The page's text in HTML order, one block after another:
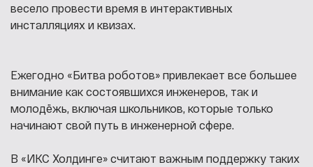
весело провести время в интерактивных
инсталляциях и квизах.
Ежегодно «Битва роботов» привлекает все большее
внимание как состоявшихся инженеров, так и
молодёжь, включая школьников, которые только
начинают свой путь в инженерной сфере.
В «ИКС Холдинге» считают важным поддержку таких